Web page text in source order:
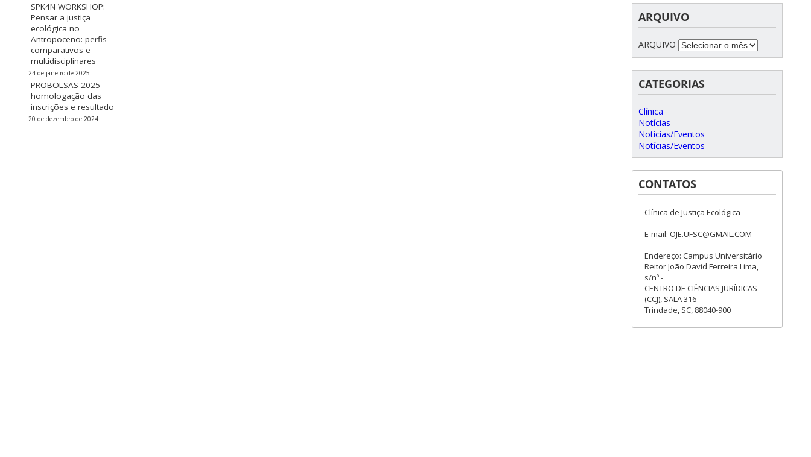
SPK4N WORKSHOP:
Pensar a justiça
ecológica no
Antropoceno: perfis
comparativos e
multidisciplinares
24 de janeiro de 2025
PROBOLSAS 2025 –
homologação das
inscrições e resultado
20 de dezembro de 2024
ARQUIVO
ARQUIVO
CATEGORIAS
Clínica
Notícias
Notícias/Eventos
Notícias/Eventos
CONTATOS
Clínica de Justiça Ecológica
E-mail: OJE.UFSC@GMAIL.COM
Endereço: Campus Universitário
Reitor João David Ferreira Lima,
s/nº -
CENTRO DE CIÊNCIAS JURÍDICAS
(CCJ), SALA 316
Trindade, SC, 88040-900